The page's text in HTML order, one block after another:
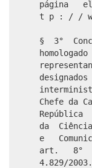
página
t p : / /
§ 3°
Chefe da
da
e
art. 8°
4.829/2003.